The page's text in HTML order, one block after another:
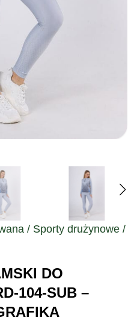
/ Sporty drużynowe /
DO
104-SUB –